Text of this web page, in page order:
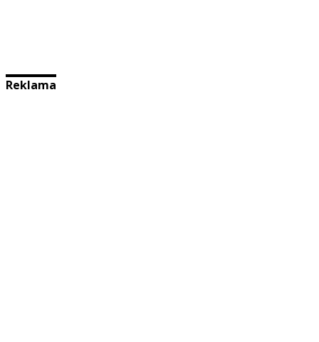
Reklama